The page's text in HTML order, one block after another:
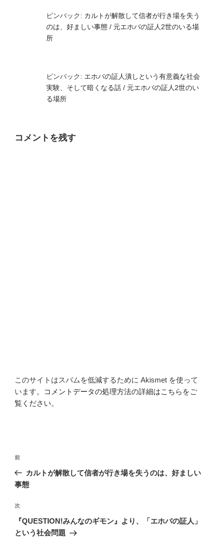
ピンバック: カルトが解散して信者が行き場を失う
のは、好ましい事態 / 元エホバの証人2世のいる場
所
ピンバック: エホバの証人潰しという有意義な社会
実験、そして暗くなる話 / 元エホバの証人2世のい
る場所
コメントを残す
このサイトはスパムを低減するために Akismet を使って
います。
コメントデータの処理方法の詳細はこちらをご
覧ください。
投
ナ
ゲ
ー
シ
前
の
投
前
カルトが解散して信者が行き場を失うのは、好ましい
事態
次
の
投
次
『QUESTION!みんなのギモン』より、「エホバの証人」
という社会問題